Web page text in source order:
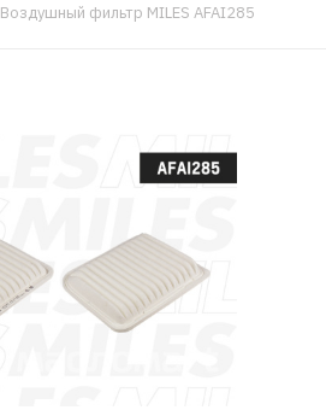
Воздушный фильтр MILES AFAI285